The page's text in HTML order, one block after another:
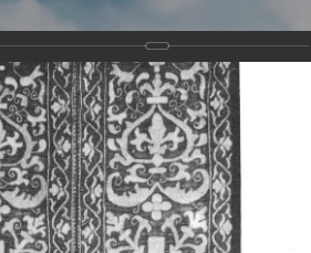
Новомучеников
Земли
Сайт создан по
и